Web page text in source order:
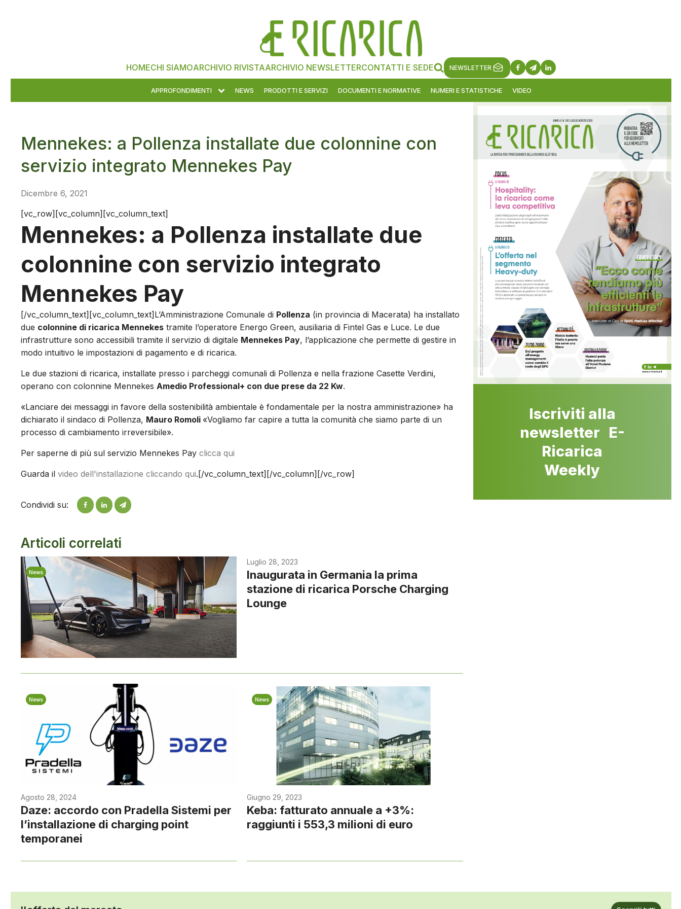
HOMECHI SIAMOARCHIVIO RIVISTAARCHIVIO NEWSLETTERCONTATTI E SEDE NEWSLETTER
APPROFONDIMENTI NEWS PRODOTTI E SERVIZI DOCUMENTI E NORMATIVE NUMERI E STATISTICHE VIDEO
Mennekes: a Pollenza installate due colonnine con
servizio integrato Mennekes Pay
Dicembre 6, 2021
[vc_row][vc_column][vc_column_text]
Mennekes: a Pollenza installate due
colonnine con servizio integrato
Mennekes Pay
[/vc_column_text][vc_column_text]L’Amministrazione Comunale di Pollenza (in provincia di Macerata) ha installato
due colonnine di ricarica Mennekes tramite l’operatore Energo Green, ausiliaria di Fintel Gas e Luce. Le due
infrastrutture sono accessibili tramite il servizio di digitale Mennekes Pay, l’applicazione che permette di gestire in
modo intuitivo le impostazioni di pagamento e di ricarica.
Le due stazioni di ricarica, installate presso i parcheggi comunali di Pollenza e nella frazione Casette Verdini,
operano con colonnine Mennekes Amedio Professional+ con due prese da 22 Kw.
«Lanciare dei messaggi in favore della sostenibilità ambientale è fondamentale per la nostra amministrazione» ha
dichiarato il sindaco di Pollenza, Mauro Romoli «Vogliamo far capire a tutta la comunità che siamo parte di un
processo di cambiamento irreversibile».
Per saperne di più sul servizio Mennekes Pay clicca qui
Guarda il video dell'installazione cliccando qui.[/vc_column_text][/vc_column][/vc_row]
Condividi su:
Articoli correlati
News
Luglio 28, 2023
Inaugurata in Germania la prima
stazione di ricarica Porsche Charging
Lounge
News
Agosto 28, 2024
Daze: accordo con Pradella Sistemi per
l’installazione di charging point
temporanei
News
Giugno 29, 2023
Keba: fatturato annuale a +3%:
raggiunti i 553,3 milioni di euro
Iscriviti alla
newsletter E-
Ricarica
Weekly